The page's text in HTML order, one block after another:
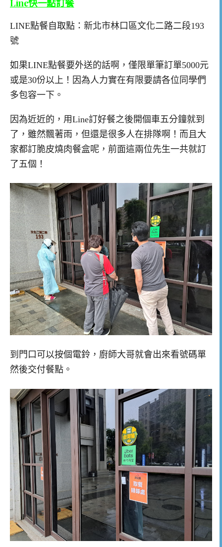
Line快一點訂餐
LINE點餐自取點：新北市林口區文化二路二段193
號
如果LINE點餐要外送的話啊，僅限單筆訂單5000元
或是30份以上！因為人力實在有限要請各位同學們
多包容一下。
因為近近的，用Line訂好餐之後開個車五分鐘就到
了，雖然飄著雨，但還是很多人在排隊啊！而且大
家都訂脆皮燒肉餐盒呢，前面這兩位先生一共就訂
了五個！
到門口可以按個電鈴，廚師大哥就會出來看號碼單
然後交付餐點。